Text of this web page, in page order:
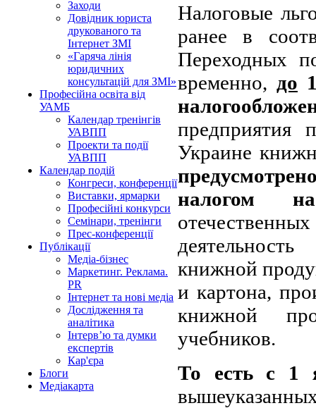
Заходи
Довідник юриста
друкованого та
Інтернет ЗМІ
«Гаряча лінія
юридичних
консультацій для ЗМІ»
Професійна освіта від
УАМБ
Календар тренінгів
УАВПП
Проекти та події
УАВПП
Календар подій
Конгреси, конференції
Виставки, ярмарки
Професійні конкурси
Семінари, тренінги
Прес-конференції
Публікації
Медіа-бізнес
Маркетинг. Реклама.
PR
Інтернет та нові медіа
Дослідження та
аналітика
Інтерв’ю та думки
експертів
Кар'єра
Блоги
Медіакарта
Налоговые
ранее в
Переходных
временно, до
предприятия
Украине
налогом
книжной
и картона,
книжной
учебников.
То есть с 1